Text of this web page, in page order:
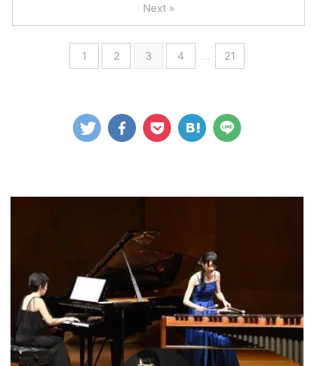
1 2 3 4 … 21
Next »